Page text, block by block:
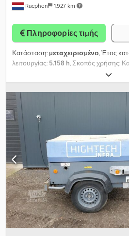
Rucphen 1.927 km
Πληροφορίες τιμής
Κατάσταση: μεταχειρισμένο, Έτος
λειτουργίας: 5.158 h, Σκοπός χρήσης:
Τροχοφόρο Βάρος χωρίς φορτίο: 650
Kubota Απόδοση: 2 m³/λεπτό Πίεση
Επικοινωνήστε με τον J.A.J. Jansen για
πληροφορίες. Dkedpfx Amsv Dqbhetor